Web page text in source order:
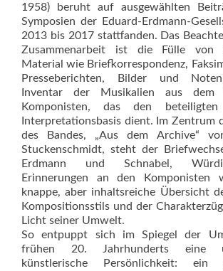
1958) beruht auf ausgewählten
Symposien der Eduard-Erdmann-
2013 bis 2017 stattfanden. Das
Zusammenarbeit ist die Fülle von
Material wie Briefkorrespondenz,
Presseberichten, Bilder und
Inventar der Musikalien aus dem
Komponisten, das den
Interpretationsbasis dient. Im Zentrum
des Bandes, „Aus dem Archive“
Stuckenschmidt, steht der
Erdmann und Schnabel,
Erinnerungen an den Komponisten
knappe, aber inhaltsreiche Übersicht
Kompositionsstils und der
Licht seiner Umwelt.
So entpuppt sich im Spiegel der
frühen 20. Jahrhunderts eine
künstlerische Persönlichkeit: ein